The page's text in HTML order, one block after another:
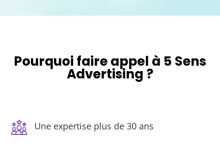
Pourquoi faire appel à 5 Sens
Advertising ?
Une expertise plus de 30 ans